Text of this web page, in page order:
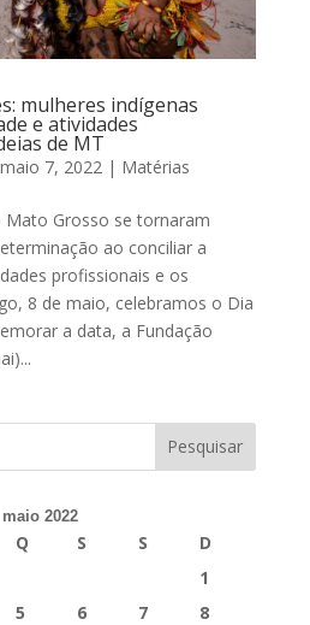
mulheres indígenas
e atividades
de MT
maio 7, 2022 | Matérias
Mato Grosso se tornaram
ao conciliar a
profissionais e os
8 de maio, celebramos o Dia
a data, a Fundação
maio 2022
Q S S
D
1
5 6 7
8